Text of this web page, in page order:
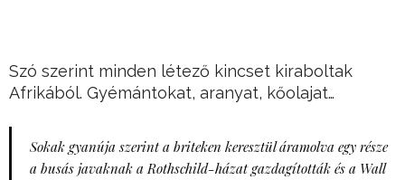
Szó szerint minden létező kincset kiraboltak
Afrikából. Gyémántokat, aranyat, kőolajat…
Sokak gyanúja szerint a briteken keresztül áramolva egy része
a busás javaknak a Rothschild-házat gazdagították és a Wall